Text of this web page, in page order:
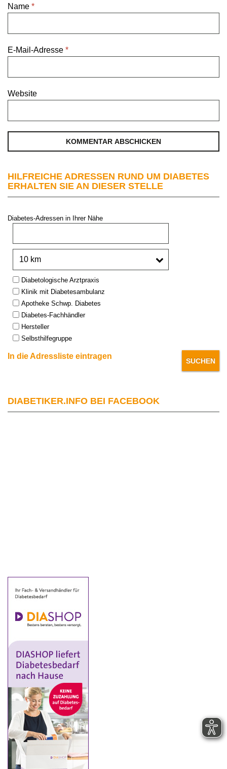
Name *
E-Mail-Adresse *
Website
HILFREICHE ADRESSEN RUND UM DIABETES
ERHALTEN SIE AN DIESER STELLE
Diabetes-Adressen in Ihrer Nähe
Type:Diabetologische Arztpraxis
Klinik mit Diabetesambulanz
Apotheke Schwp. Diabetes
Diabetes-Fachhändler
Hersteller
Selbsthilfegruppe
In die Adressliste eintragen
DIABETIKER.INFO BEI FACEBOOK